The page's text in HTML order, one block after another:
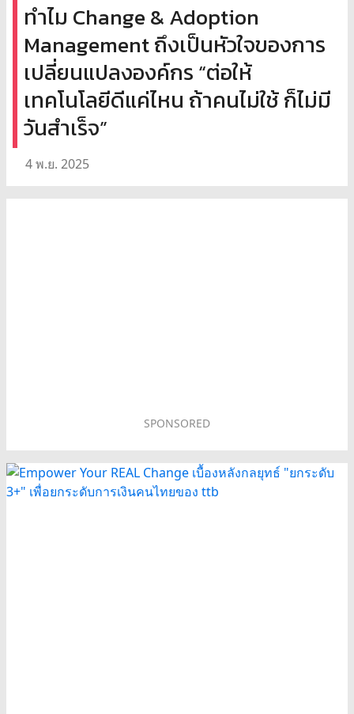
ทำไม Change & Adoption
Management ถึงเป็นหัวใจของการ
เปลี่ยนแปลงองค์กร “ต่อให้
เทคโนโลยีดีแค่ไหน ถ้าคนไม่ใช้ ก็ไม่มี
วันสำเร็จ”
4 พ.ย. 2025
SPONSORED